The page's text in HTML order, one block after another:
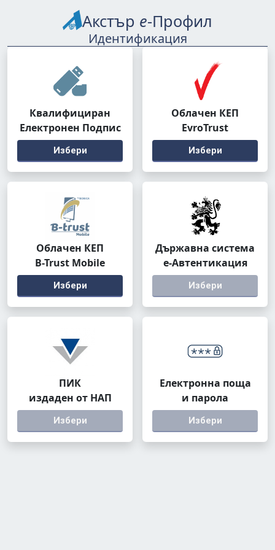
Акстър е-Профил
Идентификация
Квалифициран
Електронен Подпис
Избери
Облачен КЕП
EvroTrust
Избери
Облачен КЕП
B-Trust Mobile
Избери
Държавна система
е-Автентикация
Избери
ПИК
издаден от НАП
Избери
Електронна поща
и парола
Избери